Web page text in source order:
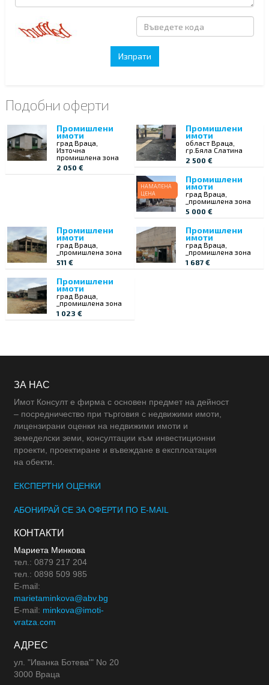
Подобни оферти
Промишлени
имоти
град Враца,
Източна
промишлена зона
2 050 €
Промишлени
имоти
област Враца,
гр.Бяла Слатина
2 500 €
НАМАЛЕНА
ЦЕНА
Промишлени
имоти
град Враца,
_промишлена зона
5 000 €
Промишлени
имоти
град Враца,
_промишлена зона
511 €
Промишлени
имоти
град Враца,
_промишлена зона
1 687 €
Промишлени
имоти
град Враца,
_промишлена зона
1 023 €
ЗА НАС
Имот Консулт е фирма с основен предмет на дейност
– посредничество при търговия с недвижими имоти,
лицензирани оценки на недвижими имоти и
земеделски земи, консултации към инвестиционни
проекти, проектиране и въвеждане в експлоатация
на обекти.
ЕКСПЕРТНИ ОЦЕНКИ
АБОНИРАЙ СЕ ЗА ОФЕРТИ ПО E-MAIL
КОНТАКТИ
Мариета Минкова
тел.: 0879 217 204
тел.: 0898 509 985
E-mail:
marietaminkova@abv.bg
E-mail: minkova@imoti-
vratza.com
АДРЕС
ул. "Иванка Ботева'" No 20
3000 Враца